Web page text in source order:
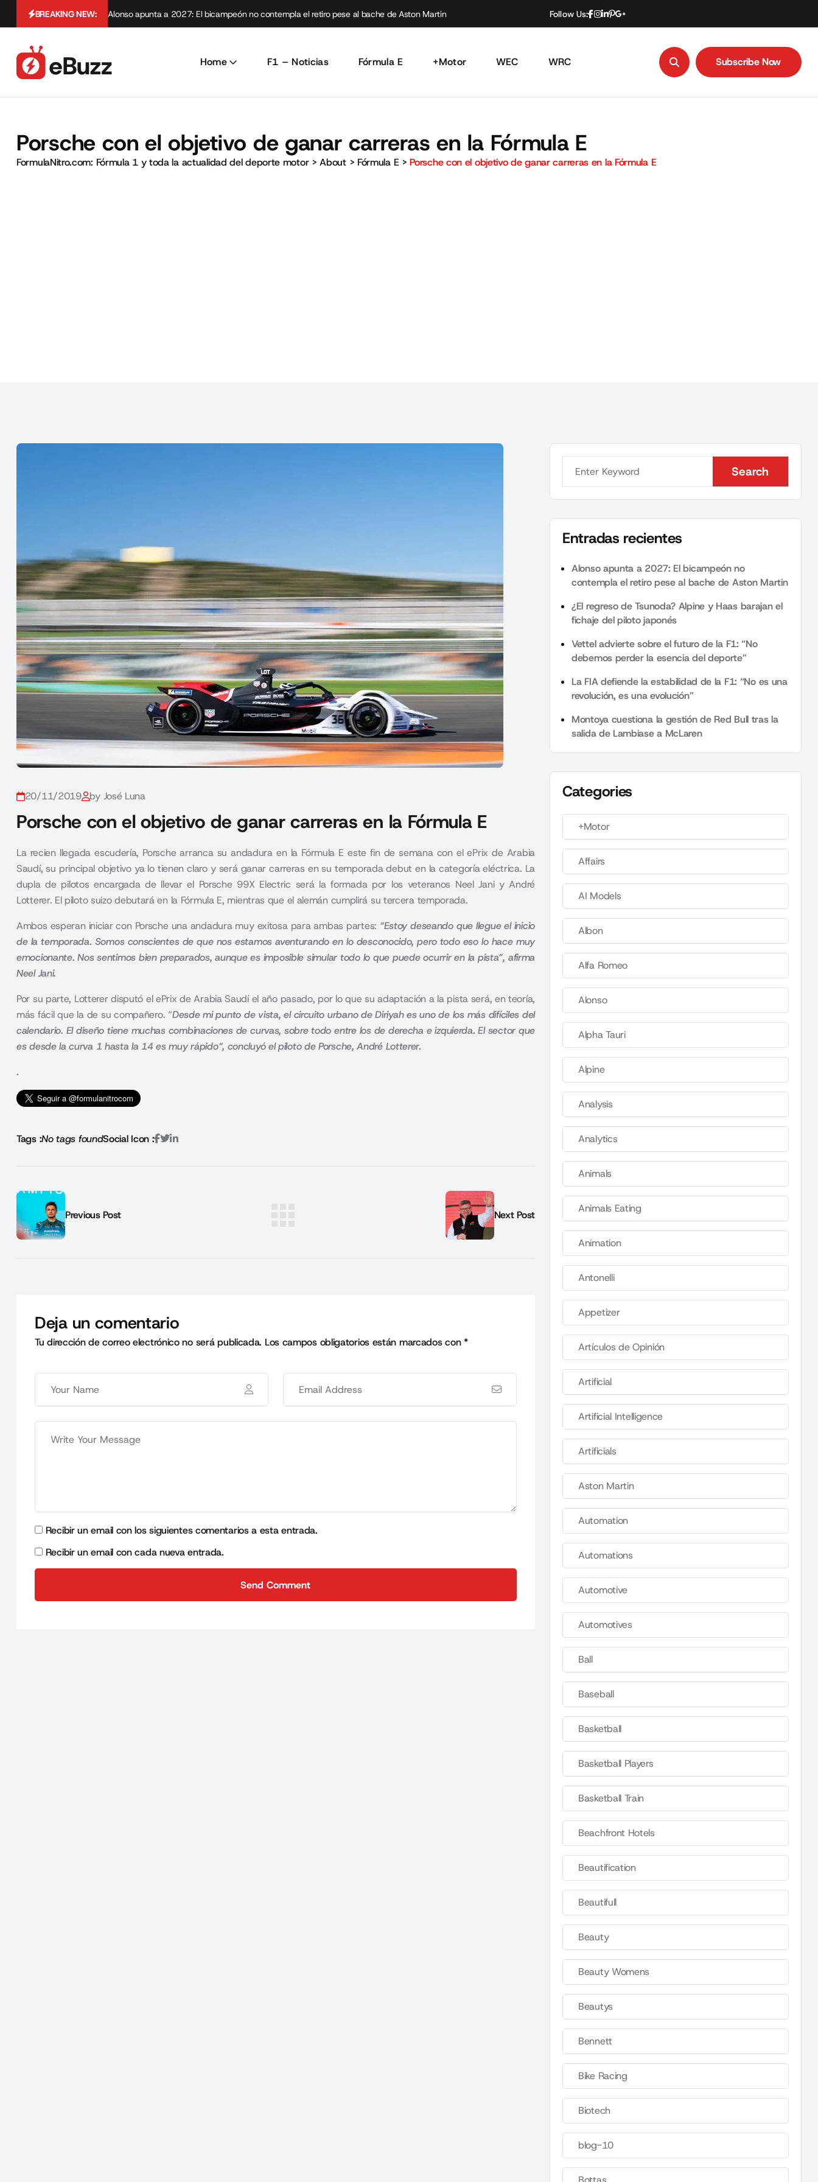
BREAKING NEW: Alonso apunta a 2027: El bicampeón no contempla el retiro pese al bache de Aston Martin Follow Us:
Home F1 – Noticias Fórmula E +Motor WEC WRC Subscribe Now
Porsche con el objetivo de ganar carreras en la Fórmula E
FormulaNitro.com: Fórmula 1 y toda la actualidad del deporte motor>About> Fórmula E > Porsche con el objetivo de ganar carreras en la Fórmula E
20/11/2019 by José Luna
Porsche con el objetivo de ganar carreras en la Fórmula E
La recien llegada escudería, Porsche arranca su andadura en la Fórmula E este fin de semana con el ePrix de Arabia
Saudí, su principal objetivo ya lo tienen claro y será ganar carreras en su temporada debut en la categoría eléctrica. La
dupla de pilotos encargada de llevar el Porsche 99X Electric será la formada por los veteranos Neel Jani y André
Lotterer. El piloto suizo debutará en la Fórmula E, mientras que el alemán cumplirá su tercera temporada.
Ambos esperan iniciar con Porsche una andadura muy exitosa para ambas partes: “Estoy deseando que llegue el inicio
de la temporada. Somos conscientes de que nos estamos aventurando en lo desconocido, pero todo eso lo hace muy
emocionante. Nos sentimos bien preparados, aunque es imposible simular todo lo que puede ocurrir en la pista”, afirma
Neel Jani.
Por su parte, Lotterer disputó el ePrix de Arabia Saudí el año pasado, por lo que su adaptación a la pista será, en teoría,
más fácil que la de su compañero. “Desde mi punto de vista, el circuito urbano de Diriyah es uno de los más difíciles del
calendario. El diseño tiene muchas combinaciones de curvas, sobre todo entre los de derecha e izquierda. El sector que
es desde la curva 1 hasta la 14 es muy rápido“, concluyó el piloto de Porsche, André Lotterer.
.
Tags :No tags foundSocial Icon :
Previous Post Next Post
Deja un comentario
Tu dirección de correo electrónico no será publicada. Los campos obligatorios están marcados con*
Recibir un email con los siguientes comentarios a esta entrada.
Recibir un email con cada nueva entrada.
Send Comment
Search
Search
Entradas recientes
Alonso apunta a 2027: El bicampeón no
contempla el retiro pese al bache de Aston Martin
¿El regreso de Tsunoda? Alpine y Haas barajan el
fichaje del piloto japonés
Vettel advierte sobre el futuro de la F1: “No
debemos perder la esencia del deporte”
La FIA defiende la estabilidad de la F1: “No es una
revolución, es una evolución”
Montoya cuestiona la gestión de Red Bull tras la
salida de Lambiase a McLaren
Categories
+Motor
Affairs
AI Models
Albon
Alfa Romeo
Alonso
Alpha Tauri
Alpine
Analysis
Analytics
Animals
Animals Eating
Animation
Antonelli
Appetizer
Artículos de Opinión
Artificial
Artificial Intelligence
Artificials
Aston Martin
Automation
Automations
Automotive
Automotives
Ball
Baseball
Basketball
Basketball Players
Basketball Train
Beachfront Hotels
Beautification
Beautifull
Beauty
Beauty Womens
Beautys
Bennett
Bike Racing
Biotech
blog-10